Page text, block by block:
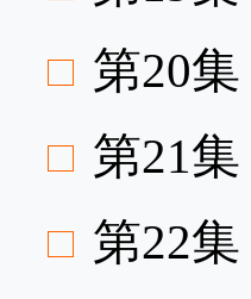
第20集
第21集
第22集